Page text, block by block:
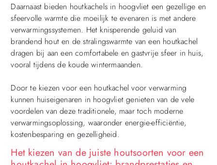
Daarnaast bieden houtkachels in hoogvliet een gezellige en
sfeervolle warmte die moeilijk te evenaren is met andere
verwarmingssystemen. Het knisperende geluid van
brandend hout en de stralingswarmte van een houtkachel
dragen bij aan een comfortabele en gastvrije sfeer in huis,
vooral tijdens de koude wintermaanden.
Door te kiezen voor een houtkachel voor verwarming
kunnen huiseigenaren in hoogvliet genieten van de vele
voordelen van deze traditionele, maar toch moderne
verwarmingsoplossing, waaronder energie-efficiëntie,
kostenbesparing en gezelligheid.
Het kiezen van de juiste houtsoorten voor een